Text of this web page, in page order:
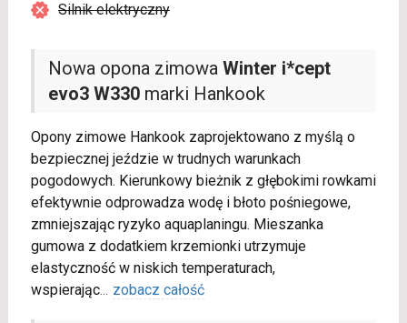
Nowa opona zimowa Winter i*cept
evo3 W330marki Hankook
Opony zimowe Hankook zaprojektowano z myślą o
bezpiecznej jeździe w trudnych warunkach
pogodowych. Kierunkowy bieżnik z głębokimi rowkami
efektywnie odprowadza wodę i błoto pośniegowe,
zmniejszając ryzyko aquaplaningu. Mieszanka
gumowa z dodatkiem krzemionki utrzymuje
elastyczność w niskich temperaturach,
wspierając... zobacz całość
Silnik elektryczny